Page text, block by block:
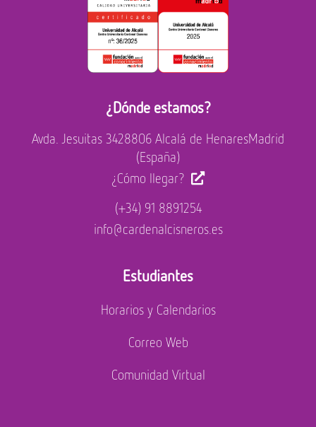
¿Dónde estamos?
Avda. Jesuitas 3428806 Alcalá de HenaresMadrid
(España)
¿Cómo llegar?
(+34) 91 8891254
info@cardenalcisneros.es
Estudiantes
Horarios y Calendarios
Correo Web
Comunidad Virtual